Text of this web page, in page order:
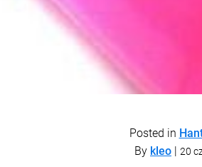
Posted in
By kleo | 20